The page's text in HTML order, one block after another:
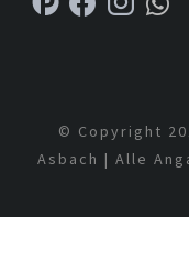
© Copyright
Asbach | Alle